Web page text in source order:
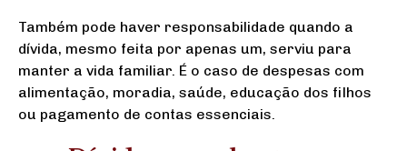
Também pode haver responsabilidade quando a
dívida, mesmo feita por apenas um, serviu para
manter a vida familiar. É o caso de despesas com
alimentação, moradia, saúde, educação dos filhos
ou pagamento de contas essenciais.